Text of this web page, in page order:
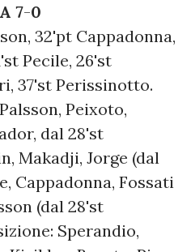
7-0
32'pt Cappadonna,
Pecile, 26'st
37'st Perissinotto.
Peixoto,
dal 28'st
Makadji, Jorge (dal
Cappadonna, Fossati
(dal 28'st
Sperandio,